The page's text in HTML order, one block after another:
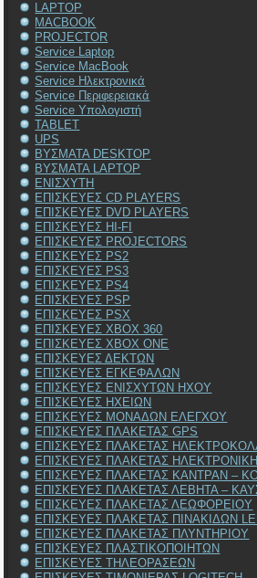
LAPTOP
MACBOOK
PROJECTOR
Service Laptop
Service MacBook
Service Ηλεκτρονικά
Service Περιφερειακά
Service Υπολογιστή
TABLET
UPS
ΒΥΣΜΑΤΑ DESKTOP
ΒΥΣΜΑΤΑ LAPTOP
ΕΝΙΣΧΥΤΗ
ΕΠΙΣΚΕΥΕΣ CD PLAYERS
ΕΠΙΣΚΕΥΕΣ DVD PLAYERS
ΕΠΙΣΚΕΥΕΣ HI-FI
ΕΠΙΣΚΕΥΕΣ PROJECTORS
ΕΠΙΣΚΕΥΕΣ PS2
ΕΠΙΣΚΕΥΕΣ PS3
ΕΠΙΣΚΕΥΕΣ PS4
ΕΠΙΣΚΕΥΕΣ PSP
ΕΠΙΣΚΕΥΕΣ PSX
ΕΠΙΣΚΕΥΕΣ XBOX 360
ΕΠΙΣΚΕΥΕΣ XBOX ONE
ΕΠΙΣΚΕΥΕΣ ΔΕΚΤΩΝ
ΕΠΙΣΚΕΥΕΣ ΕΓΚΕΦΑΛΩΝ
ΕΠΙΣΚΕΥΕΣ ΕΝΙΣΧΥΤΩΝ ΗΧΟΥ
ΕΠΙΣΚΕΥΕΣ ΗΧΕΙΩΝ
ΕΠΙΣΚΕΥΕΣ ΜΟΝΑΔΩΝ ΕΛΕΓΧΟΥ
ΕΠΙΣΚΕΥΕΣ ΠΛΑΚΕΤΑΣ GPS
ΕΠΙΣΚΕΥΕΣ ΠΛΑΚΕΤΑΣ
ΕΠΙΣΚΕΥΕΣ ΠΛΑΚΕΤΑΣ
ΕΠΙΣΚΕΥΕΣ ΠΛΑΚΕΤΑΣ ΚΑΝΤΡΑΝ –
ΕΠΙΣΚΕΥΕΣ ΠΛΑΚΕΤΑΣ ΛΕΒΗΤΑ –
ΕΠΙΣΚΕΥΕΣ ΠΛΑΚΕΤΑΣ ΛΕΩΦΟΡΕΙΟΥ
ΕΠΙΣΚΕΥΕΣ ΠΛΑΚΕΤΑΣ ΠΙΝΑΚΙΔΩΝ
ΕΠΙΣΚΕΥΕΣ ΠΛΑΚΕΤΑΣ ΠΛΥΝΤΗΡΙΟΥ
ΕΠΙΣΚΕΥΕΣ ΠΛΑΣΤΙΚΟΠΟΙΗΤΩΝ
ΕΠΙΣΚΕΥΕΣ ΤΗΛΕΟΡΑΣΕΩΝ